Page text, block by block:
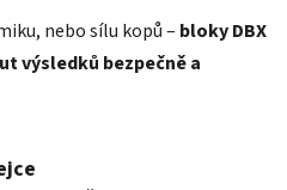
nebo sílu kopů – bloky DBX
výsledků bezpečně a